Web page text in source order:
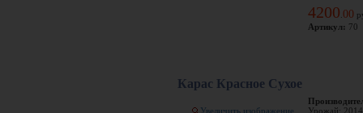
4200 00
Артикул: 70
Карас Красное Сухое
Увеличить изображение
Урожай: